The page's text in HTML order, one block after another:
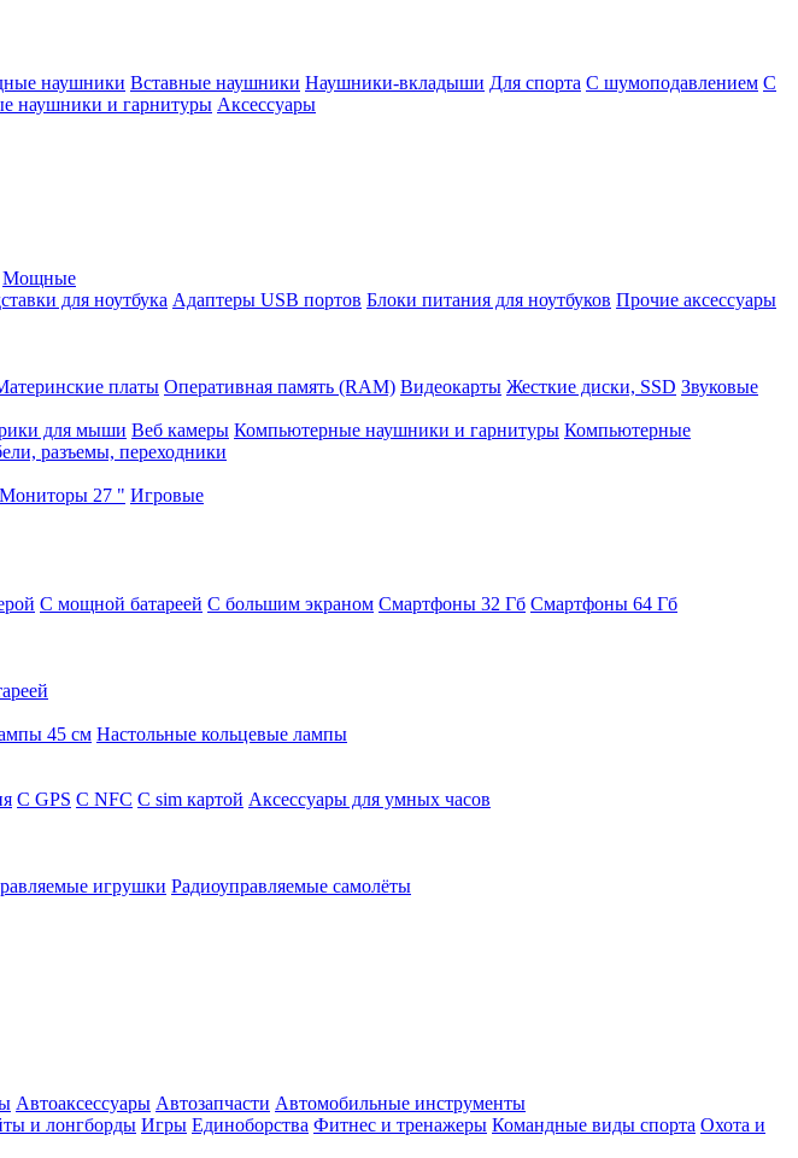
наушники Вставные наушники Наушники-вкладыши Для спорта С шумоподавлением С
наушники и гарнитуры Аксессуары
Мощные
для ноутбука Адаптеры USB портов Блоки питания для ноутбуков Прочие аксессуары
платы Оперативная память (RAM) Видеокарты Жесткие диски, SSD Звуковые
для мыши Веб камеры Компьютерные наушники и гарнитуры Компьютерные
разъемы, переходники
Мониторы 27 " Игровые
С мощной батареей С большим экраном Смартфоны 32 Гб Смартфоны 64 Гб
45 см Настольные кольцевые лампы
C GPS C NFC C sim картой Аксессуары для умных часов
игрушки Радиоуправляемые самолёты
Автоаксессуары Автозапчасти Автомобильные инструменты
и лонгборды Игры Единоборства Фитнес и тренажеры Командные виды спорта Охота и